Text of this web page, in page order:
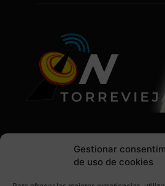
Gestionar
de uso de cookies